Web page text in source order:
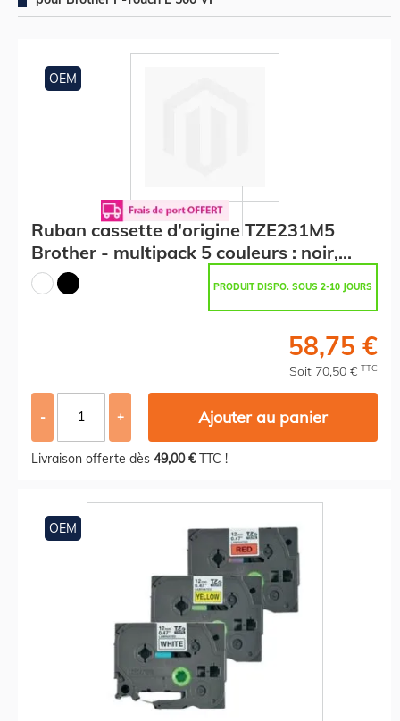
OEM
Ruban cassette d'origine TZE231M5
Brother - multipack 5 couleurs : noir,
blanc
PRODUIT DISPO. SOUS 2-10 JOURS
58,75 €
Soit 70,50 € TTC
- + Ajouter au panier
Livraison offerte dès 49,00 €TTC !
OEM